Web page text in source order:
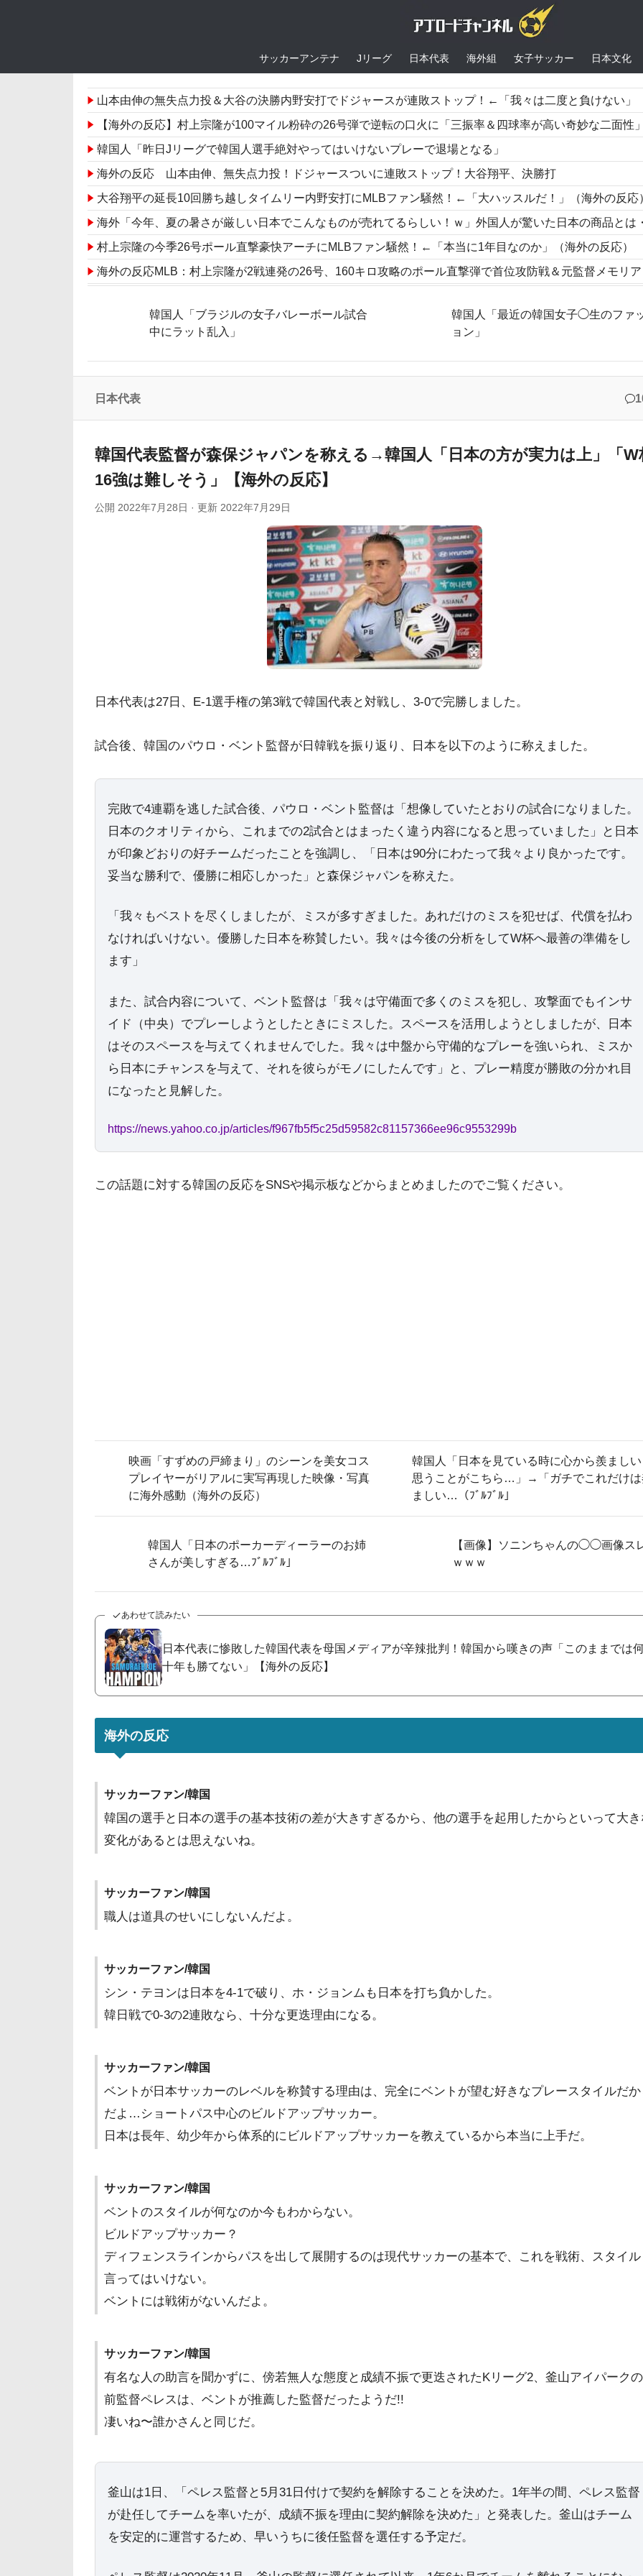
サッカーアンテナ Jリーグ 日本代表 海外組 女子サッカー 日本文化
山本由伸の無失点力投＆大谷の決勝内野安打でドジャースが連敗ストップ！←「我々は二度と負けない」（海外の反応
【海外の反応】村上宗隆が100マイル粉砕の26号弾で逆転の口火に「三振率＆四球率が高い奇妙な二面性
韓国人「昨日Jリーグで韓国人選手絶対やってはいけないプレーで退場となる」
海外の反応 山本由伸、無失点力投！ドジャースついに連敗ストップ！大谷翔平、決勝打
大谷翔平の延長10回勝ち越しタイムリー内野安打にMLBファン騒然！←「大ハッスルだ！」（海外の反応
海外「今年、夏の暑さが厳しい日本でこんなものが売れてるらしい！ｗ」外国人が驚いた日本の商品とは・・・？【海外の反応
村上宗隆の今季26号ポール直撃豪快アーチにMLBファン騒然！←「本当に1年目なのか」（海外の反応）
海外の反応MLB：村上宗隆が2戦連発の26号、160キロ攻略のポール直撃弾で首位攻防戦＆元監督メモリアルデー逆転勝利に貢献
トルコ人「日本人まで獲るのか」上田綺世、トルコ名門が巨額の正式オファー！現地サポが騒然！【海外の反応
韓国人「韓国人が日本のラーメンについて勘違いしていることがこちら…」→「えっ？？？？？？？？？？」＝韓国の反
外国人「親子丼という日本の料理の直訳を知ってしまった…」
韓国人「ブラジルの女子バレーボール試合
中にラット乱入」
韓国人「最近の韓国女子◯生のファ
ョン」
日本代表
韓国代表監督が森保ジャパンを称える→韓国人「日本の方が実力は上」「W
16強は難しそう」【海外の反応】
公開 2022年7月28日 · 更新 2022年7月29日
日本代表は27日、E-1選手権の第3戦で韓国代表と対戦し、3-0で完勝しました。
試合後、韓国のパウロ・ベント監督が日韓戦を振り返り、日本を以下のように称えました。
完敗で4連覇を逃した試合後、パウロ・ベント監督は「想像していたとおりの試合になりました。
日本のクオリティから、これまでの2試合とはまったく違う内容になると思っていました」と日本
が印象どおりの好チームだったことを強調し、「日本は90分にわたって我々より良かったです。
妥当な勝利で、優勝に相応しかった」と森保ジャパンを称えた。
「我々もベストを尽くしましたが、ミスが多すぎました。あれだけのミスを犯せば、代償を払わ
なければいけない。優勝した日本を称賛したい。我々は今後の分析をしてW杯へ最善の準備をし
ます」
また、試合内容について、ベント監督は「我々は守備面で多くのミスを犯し、攻撃面でもインサ
イド（中央）でプレーしようとしたときにミスした。スペースを活用しようとしましたが、日本
はそのスペースを与えてくれませんでした。我々は中盤から守備的なプレーを強いられ、ミスか
ら日本にチャンスを与えて、それを彼らがモノにしたんです」と、プレー精度が勝敗の分かれ目
になったと見解した。
https://news.yahoo.co.jp/articles/f967fb5f5c25d59582c81157366ee96c9553299b
この話題に対する韓国の反応をSNSや掲示板などからまとめましたのでご覧ください。
映画「すずめの戸締まり」のシーンを美女コス
プレイヤーがリアルに実写再現した映像・写真
に海外感動（海外の反応）
韓国人「日本を見ている時に心から羨まし
思うことがこちら…」→「ガチでこれだけ
ましい…（ﾌﾞﾙﾌﾞﾙ」
韓国人「日本のポーカーディーラーのお姉
さんが美しすぎる…ﾌﾞﾙﾌﾞﾙ」
【画像】ソニンちゃんの◯◯画像ス
ｗｗｗ
あわせて読みたい
日本代表に惨敗した韓国代表を母国メディアが辛辣批判！韓国から嘆きの声「このままでは
十年も勝てない」【海外の反応】
海外の反応
サッカーファン/韓国
韓国の選手と日本の選手の基本技術の差が大きすぎるから、他の選手を起用したからといって大
変化があるとは思えないね。
サッカーファン/韓国
職人は道具のせいにしないんだよ。
サッカーファン/韓国
シン・テヨンは日本を4-1で破り、ホ・ジョンムも日本を打ち負かした。
韓日戦で0-3の2連敗なら、十分な更迭理由になる。
サッカーファン/韓国
ベントが日本サッカーのレベルを称賛する理由は、完全にベントが望む好きなプレースタイルだ
だよ…ショートパス中心のビルドアップサッカー。
日本は長年、幼少年から体系的にビルドアップサッカーを教えているから本当に上手だ。
サッカーファン/韓国
ベントのスタイルが何なのか今もわからない。
ビルドアップサッカー？
ディフェンスラインからパスを出して展開するのは現代サッカーの基本で、これを戦術、スタイ
言ってはいけない。
ベントには戦術がないんだよ。
サッカーファン/韓国
有名な人の助言を聞かずに、傍若無人な態度と成績不振で更迭されたKリーグ2、釜山アイパークの
前監督ペレスは、ベントが推薦した監督だったようだ!!
凄いね〜誰かさんと同じだ。
釜山は1日、「ペレス監督と5月31日付けで契約を解除することを決めた。1年半の間、ペレス監督
が赴任してチームを率いたが、成績不振を理由に契約解除を決めた」と発表した。釜山はチーム
を安定的に運営するため、早いうちに後任監督を選任する予定だ。